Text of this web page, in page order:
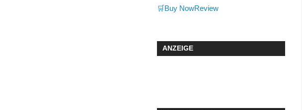
🛒Buy NowReview
ANZEIGE